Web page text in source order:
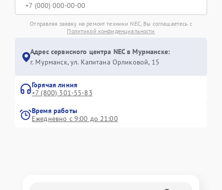
Отправляя заявку на ремонт техники NEC, Вы соглашаетесь с
Политикой конфиденциальности
Адрес сервисного центра NEC в Мурманске:
г. Мурманск, ул. Капитана Орликовой, 15
Горячая линия
+7 (800) 301-55-83
Время работы
Ежедневно с 9:00 до 21:00